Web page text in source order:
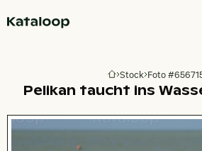
Zur Homepage
Stock Foto
Pelikan taucht ins